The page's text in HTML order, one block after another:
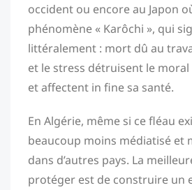
occident ou encore au Japon
phénomène « Karôchi », qui
littéralement : mort dû au
et le stress détruisent le moral
et affectent in fine sa santé.
En Algérie, même si ce fléau
beaucoup moins médiatisé et
dans d’autres pays. La
protéger est de construire un